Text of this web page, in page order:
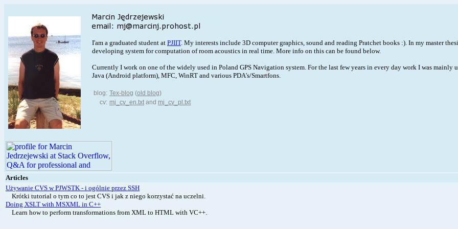
I'am a graduated student at PJIIT. My interests include 3D computer graphics, sound and reading Pratchet books :). In my master
developing system for computation of room acoustics in real time. More info on this can be found below.
Currently I work on one of the widely used in Poland GPS Navigation system. For the last few years in every day work I was mainly
Java (Android platform), MFC, WinRT and various PDA's/Smartfons.
blog: Tex-blog (old blog)
cv: mj_cv_en.txt and mj_cv_pl.txt
Articles
Używanie CVS w PJWSTK - i ogólnie przez SSH
Krótki tutorial o tym co to jest CVS i jak z niego korzystać na uczelni.
Doing XSLT with MSXML in C++
Learn how to perform transformations from XML to HTML with VC++.